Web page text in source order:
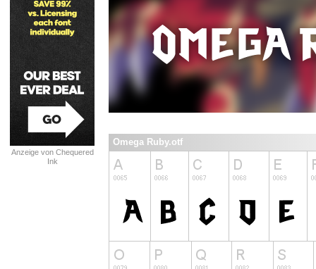
Anzeige von Chequered
Ink
Omega Ruby.otf